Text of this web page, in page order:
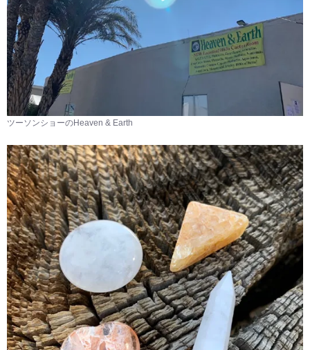
ツーソンショーのHeaven & Earth